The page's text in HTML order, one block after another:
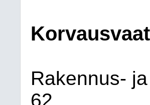
Rakennus-
62